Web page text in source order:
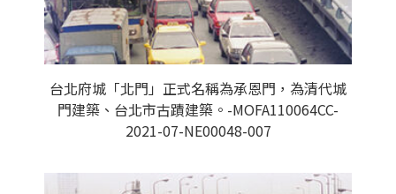
台北府城「北門」正式名稱為承恩門，為清代城
門建築、台北市古蹟建築。-MOFA110064CC-
2021-07-NE00048-007